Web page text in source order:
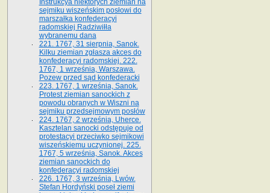
Instrukcya niektórych ziemian na
sejmiku wiszeńskim posłowi do
marszałka konfe­deracyi
radomskiej Radziwiłła
wybranemu dana
221. 1767, 31 sierpnia, Sanok.
Kilku ziemian zgłasza akces do
konfederacyi radomskiej. 222.
1767, 1 września, Warszawa.
Pozew przed sąd konfederacki
223. 1767, 1 września, Sanok.
Protest ziemian sanockich z
powodu obranych w Wiszni na
sejmiku przedsejmo­wym posłów
224. 1767, 2 września, Uherce.
Kasztelan sanocki odstępuje od
protestacyi przeciwko sejmikowi
wiszeńskiemu uczynionej. 225.
1767, 5 września, Sanok. Akces
ziemian sanockich do
konfederacyi radomskiej
226. 1767, 3 września, Lwów.
Stefan Hordyński poseł ziemi